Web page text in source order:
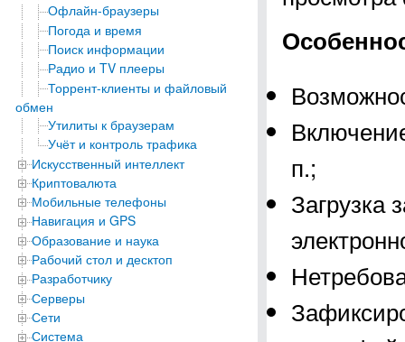
Офлайн-браузеры
Погода и время
Поиск информации
Радио и TV плееры
Торрент-клиенты и файловый
обмен
Утилиты к браузерам
Учёт и контроль трафика
Искусственный интеллект
Криптовалюта
Мобильные телефоны
Навигация и GPS
Образование и наука
Рабочий стол и десктоп
Разработчику
Серверы
Сети
Система
п.;
Загрузка